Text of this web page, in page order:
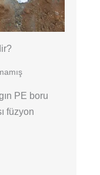
PE boru
füzyon